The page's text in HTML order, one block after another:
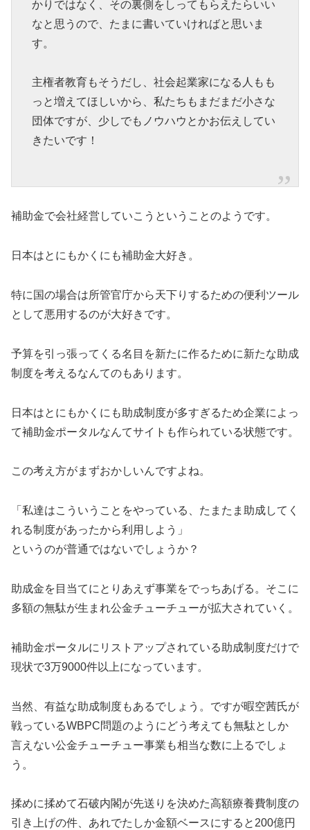
かりではなく、その裏側をしってもらえたらいい
なと思うので、たまに書いていければと思いま
す。
主権者教育もそうだし、社会起業家になる人もも
っと増えてほしいから、私たちもまだまだ小さな
団体ですが、少しでもノウハウとかお伝えしてい
きたいです！
補助金で会社経営していこうということのようです。
日本はとにもかくにも補助金大好き。
特に国の場合は所管官庁から天下りするための便利ツール
として悪用するのが大好きです。
予算を引っ張ってくる名目を新たに作るために新たな助成
制度を考えるなんてのもあります。
日本はとにもかくにも助成制度が多すぎるため企業によっ
て補助金ポータルなんてサイトも作られている状態です。
この考え方がまずおかしいんですよね。
「私達はこういうことをやっている、たまたま助成してく
れる制度があったから利用しよう」
というのが普通ではないでしょうか？
助成金を目当てにとりあえず事業をでっちあげる。そこに
多額の無駄が生まれ公金チューチューが拡大されていく。
補助金ポータルにリストアップされている助成制度だけで
現状で3万9000件以上になっています。
当然、有益な助成制度もあるでしょう。ですが暇空茜氏が
戦っているWBPC問題のようにどう考えても無駄としか
言えない公金チューチュー事業も相当な数に上るでしょ
う。
揉めに揉めて石破内閣が先送りを決めた高額療養費制度の
引き上げの件、あれでたしか金額ベースにすると200億円